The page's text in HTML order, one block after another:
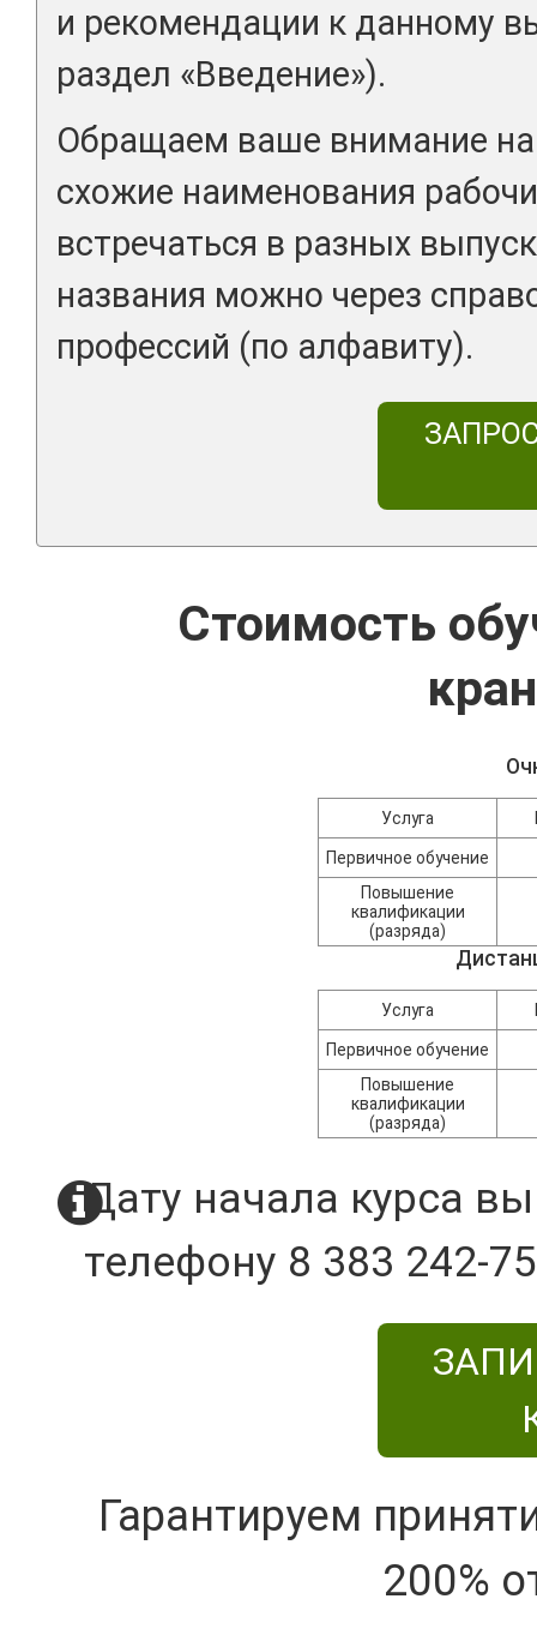
и рекомендации к данному
раздел «Введение»).
Обращаем ваше внимание на
схожие наименования
встречаться в разных
названия можно через
профессий (по алфавиту).
Стоимость
Услуга
Первичное обучение
Повышение
квалификации
(разряда)
Услуга
Первичное обучение
Повышение
квалификации
(разряда)
Дату начала курса
телефону 8 383 242-
Гарантируем
200%